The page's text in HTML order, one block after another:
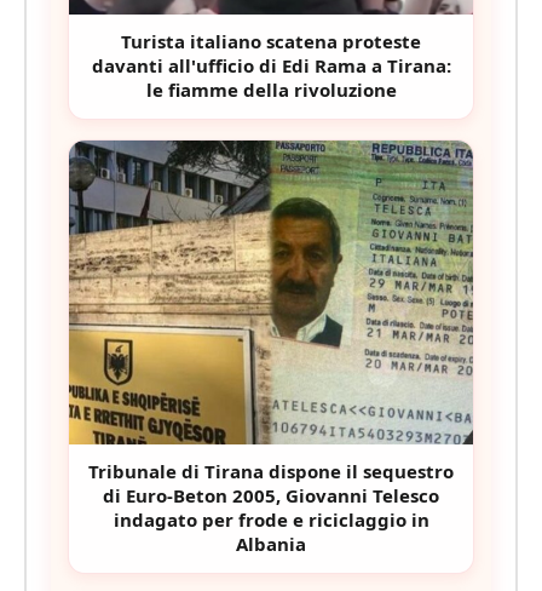
Turista italiano scatena proteste
davanti all'ufficio di Edi Rama a Tirana:
le fiamme della rivoluzione
Tribunale di Tirana dispone il sequestro
di Euro-Beton 2005, Giovanni Telesco
indagato per frode e riciclaggio in
Albania